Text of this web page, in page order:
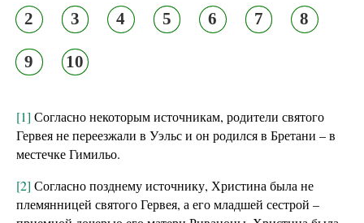
2 3 4 5 6 7 8
9 10
[1] Согласно некоторым источникам, родители святого
Гервея не переезжали в Уэльс и он родился в Бретани – в
местечке Гимильо.
[2] Согласно позднему источнику, Христина была не
племянницей святого Гервея, а его младшей сестрой –